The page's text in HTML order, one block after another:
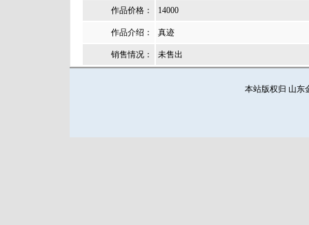
作品价格： 14000
作品介绍： 真迹
销售情况： 未售出
本站版权归 山东